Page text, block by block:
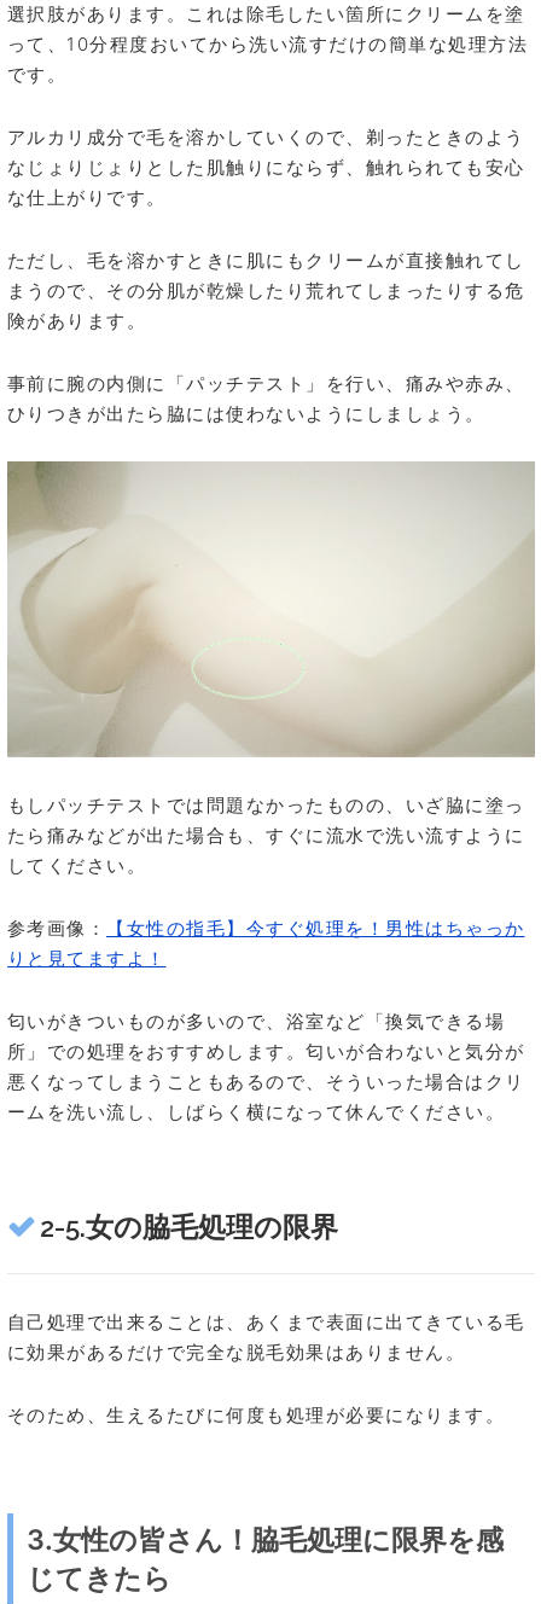
選択肢があります。これは除毛したい箇所にクリームを塗
って、10分程度おいてから洗い流すだけの簡単な処理方法
です。
アルカリ成分で毛を溶かしていくので、剃ったときのよう
なじょりじょりとした肌触りにならず、触れられても安心
な仕上がりです。
ただし、毛を溶かすときに肌にもクリームが直接触れてし
まうので、その分肌が乾燥したり荒れてしまったりする危
険があります。
事前に腕の内側に「パッチテスト」を行い、痛みや赤み、
ひりつきが出たら脇には使わないようにしましょう。
もしパッチテストでは問題なかったものの、いざ脇に塗っ
たら痛みなどが出た場合も、すぐに流水で洗い流すように
してください。
参考画像：
【女性の指毛】今すぐ処理を！男性はちゃっか
りと見てますよ！
匂いがきついものが多いので、浴室など「換気できる場
所」での処理をおすすめします。匂いが合わないと気分が
悪くなってしまうこともあるので、そういった場合はクリ
ームを洗い流し、しばらく横になって休んでください。
2-5.女の脇毛処理の限界
自己処理で出来ることは、あくまで表面に出てきている毛
に効果があるだけで完全な脱毛効果はありません。
そのため、生えるたびに何度も処理が必要になります。
3.女性の皆さん！脇毛処理に限界を感
じてきたら